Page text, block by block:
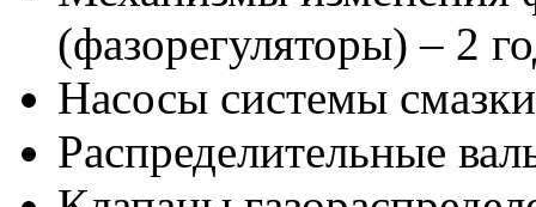
(фазорегуляторы) – 2
Насосы системы
Распределительные